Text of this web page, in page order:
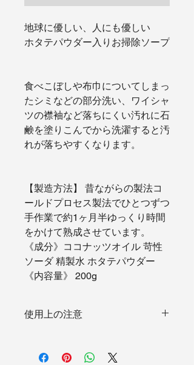
地球に優しい、人にも優しい
ホタテパウダー入りお掃除ソープ
食べこぼしや布巾についてしまっ
たシミなどの部分洗い、ワイシャ
ツの襟袖など落ちにくい汚れに石
鹸を塗りこんでから洗濯すると汚
れが落ちやすくなります。
【製造方法】 昔ながらの製法コ
ールドプロセス製法でひとつずつ
手作業で約1ヶ月半ゆっくり時間
をかけて熟成させています。
《成分》ココナッツオイル 苛性
ソーダ 精製水 ホタテパウダー
《内容量》 200g
使用上の注意